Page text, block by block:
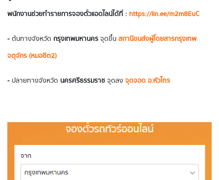
พนักงานช่วยทำรายการจองตั๋วแอดไลน์ได้ที่ : https://lin.ee/m2m8EuC
-ต้นทางจังหวัด กรุงเทพมหานครจุดขึ้นสถานีขนส่งผู้โดยสารกรุงเทพ
จตุจักร (หมอชิต2)
- ปลายทางจังหวัด นครศรีธรรมราชจุดลงจุดจอด อ.หัวไทร